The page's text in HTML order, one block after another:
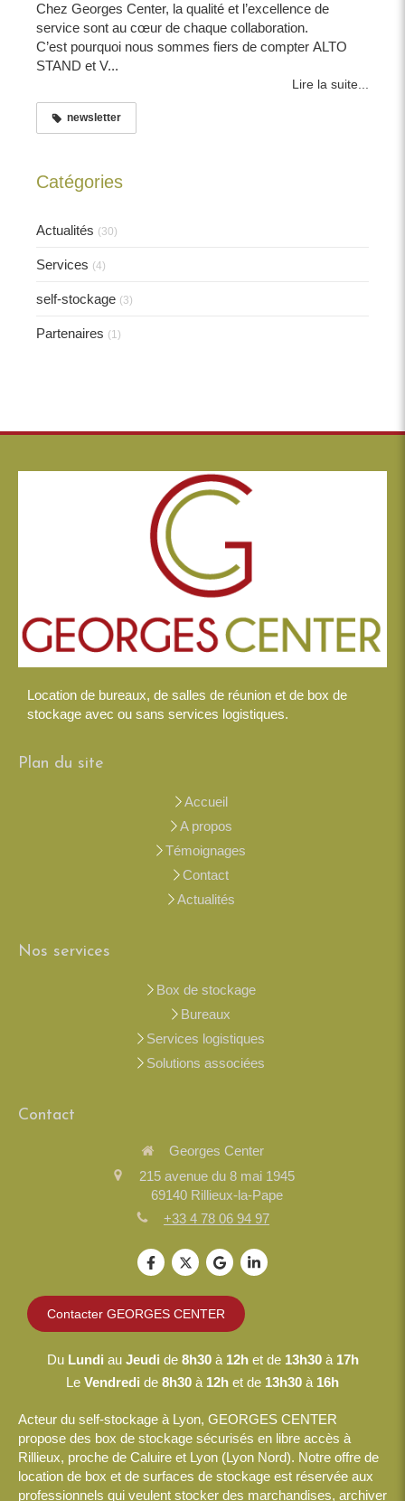
Chez Georges Center, la qualité et l’excellence de
service sont au cœur de chaque collaboration.
C’est pourquoi nous sommes fiers de compter ALTO
STAND et V...
Lire la suite...
newsletter
Catégories
Actualités (30)
Services (4)
self-stockage (3)
Partenaires (1)
Location de bureaux, de salles de réunion et de box de
stockage avec ou sans services logistiques.
Plan du site
Accueil
A propos
Témoignages
Contact
Actualités
Nos services
Box de stockage
Bureaux
Services logistiques
Solutions associées
Contact
Georges Center
215 avenue du 8 mai 1945
69140 Rillieux-la-Pape
+33 4 78 06 94 97
Contacter GEORGES CENTER
Du Lundi au Jeudi de 8h30à 12het de 13h30à 17h
Le Vendredi de 8h30 à 12h et de 13h30 à 16h
Acteur du self-stockage à Lyon, GEORGES CENTER
propose des box de stockage sécurisés en libre accès à
Rillieux, proche de Caluire et Lyon (Lyon Nord). Notre offre de
location de box et de surfaces de stockage est réservée aux
professionnels qui veulent stocker des marchandises, archiver